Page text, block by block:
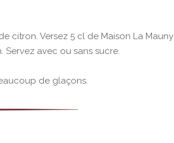
citron. Versez 5 cl de Maison La Mauny
avec ou sans sucre.
de glaçons.